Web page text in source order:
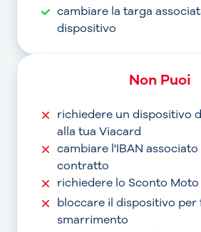
cambiare la targa
dispositivo
Non Puoi
richiedere un dispositivo
alla tua Viacard
cambiare l'IBAN
contratto
richiedere lo Sconto Moto
bloccare il dispositivo
smarrimento